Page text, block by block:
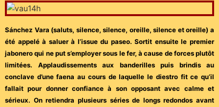
Sánchez Vara (saluts, silence, silence, oreille, silence et oreille) a
été appelé à saluer à l’issue du paseo. Sortit ensuite le premier
jabonero qui ne put s’employer sous le fer, à cause de forces plutôt
limitées. Applaudissements aux banderilles puis brindis au
conclave d’une faena au cours de laquelle le diestro fit ce qu’il
fallait pour donner confiance à son opposant avec calme et
sérieux. On retiendra plusieurs séries de longs redondos avant